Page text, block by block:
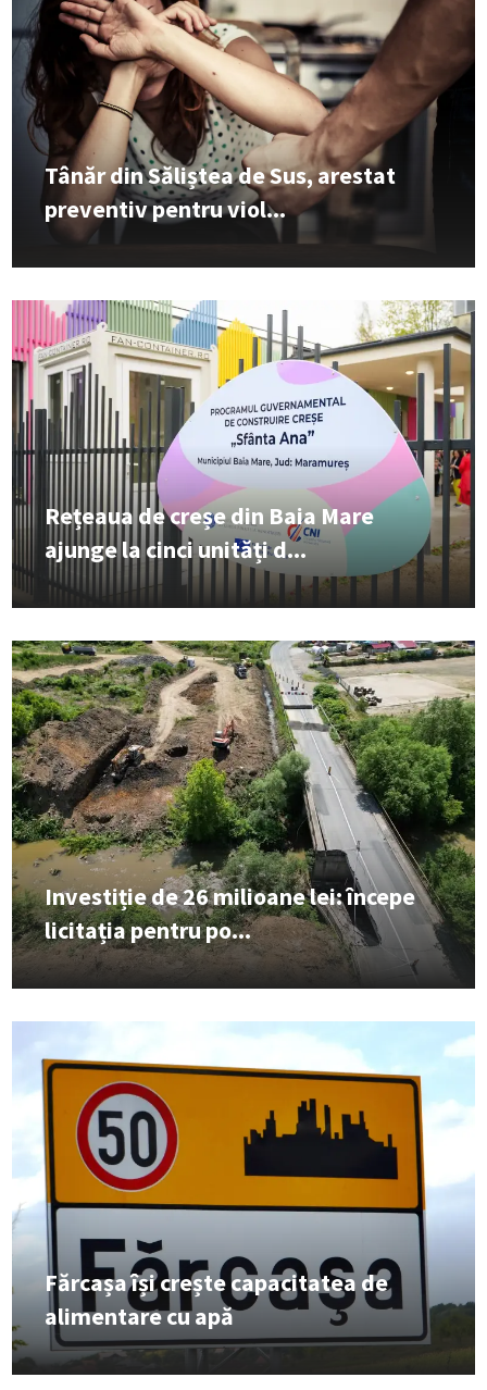
Tânăr din Săliștea de Sus, arestat
preventiv pentru viol...
Rețeaua de creșe din Baia Mare
ajunge la cinci unități d...
Investiție de 26 milioane lei: începe
licitația pentru po...
Fărcașa își crește capacitatea de
alimentare cu apă